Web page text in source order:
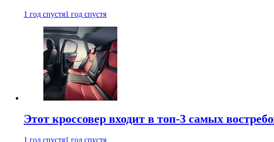
1 год спустя1 год спустя
Этот кроссовер входит в топ-3 самых
1 год спустя1 год спустя